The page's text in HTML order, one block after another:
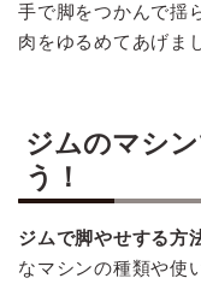
手で脚をつかんで揺
肉をゆるめてあげま
ジムのマシ
う！
ジムで脚やせする方
なマシンの種類や使